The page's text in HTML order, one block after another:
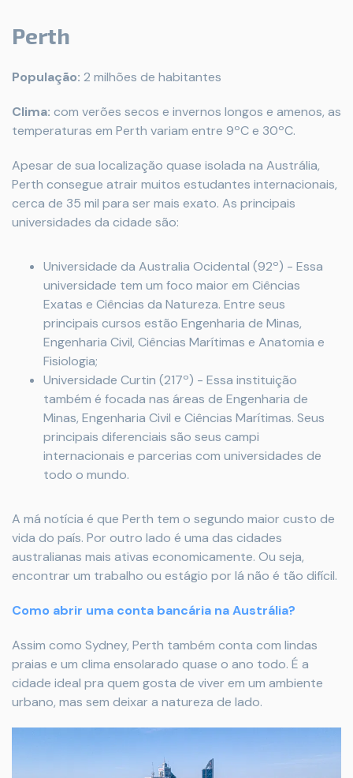
Perth
População: 2 milhões de habitantes
Clima: com verões secos e invernos longos e amenos, as
temperaturas em Perth variam entre 9ºC e 30ºC.
Apesar de sua localização quase isolada na Austrália,
Perth consegue atrair muitos estudantes internacionais,
cerca de 35 mil para ser mais exato. As principais
universidades da cidade são:
Universidade da Australia Ocidental (92º) - Essa
universidade tem um foco maior em Ciências
Exatas e Ciências da Natureza. Entre seus
principais cursos estão Engenharia de Minas,
Engenharia Civil, Ciências Marítimas e Anatomia e
Fisiologia;
Universidade Curtin (217º) - Essa instituição
também é focada nas áreas de Engenharia de
Minas, Engenharia Civil e Ciências Marítimas. Seus
principais diferenciais são seus campi
internacionais e parcerias com universidades de
todo o mundo.
A má notícia é que Perth tem o segundo maior custo de
vida do país. Por outro lado é uma das cidades
australianas mais ativas economicamente. Ou seja,
encontrar um trabalho ou estágio por lá não é tão difícil.
Como abrir uma conta bancária na Austrália?
Assim como Sydney, Perth também conta com lindas
praias e um clima ensolarado quase o ano todo. É a
cidade ideal pra quem gosta de viver em um ambiente
urbano, mas sem deixar a natureza de lado.